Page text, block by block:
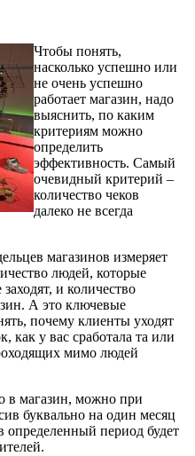
Чтобы понять,
насколько успешно или
не очень успешно
работает магазин, надо
выяснить, по каким
критериям можно
определить
эффективность. Самый
очевидный критерий –
количество чеков
далеко не всегда
магазинов измеряет
людей, которые
и количество
А это ключевые
почему клиенты уходят
как у вас сработала та или
мимо людей
в магазин, можно при
буквально на один месяц
определенный период будет